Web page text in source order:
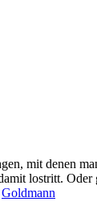
mit denen
lostritt.
Goldmann